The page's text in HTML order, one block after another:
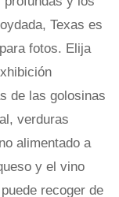
Texas es
fotos. Elija
de las golosinas
verduras
alimentado a
y el vino
recoger de